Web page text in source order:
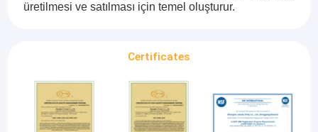
üretilmesi ve satılması için temel oluşturur.
Certificates